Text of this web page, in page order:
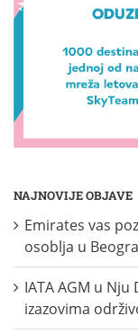
NAJNOVIJE OBJAVE
Emirates vas
osoblja u
IATA AGM u
izazovima